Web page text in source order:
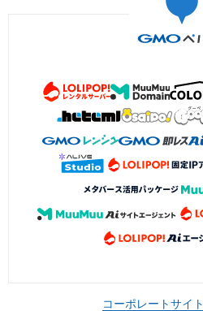
コーポレートサイト